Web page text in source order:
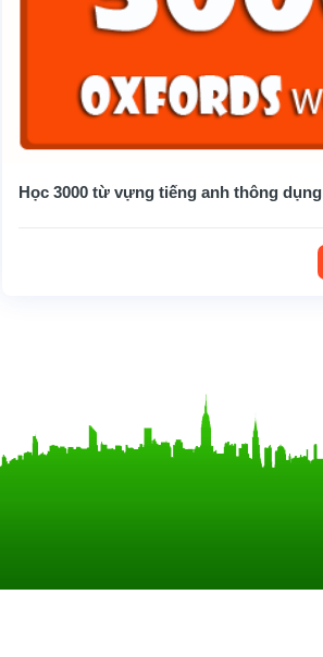
Học 3000 từ vựng tiếng anh thông dụng